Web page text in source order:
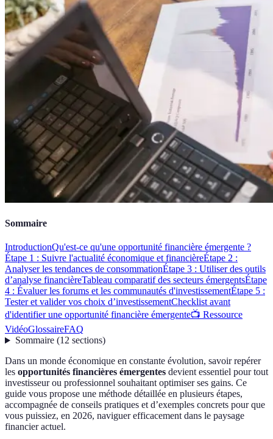
Sommaire
IntroductionQu'est-ce qu'une opportunité financière émergente ?
Étape 1 : Suivre l'actualité économique et financièreÉtape 2 :
Analyser les tendances de consommationÉtape 3 : Utiliser des outils
d’analyse financièreTableau comparatif des secteurs émergentsÉtape
4 : Évaluer les forums et les communautés d'investissementÉtape 5 :
Tester et valider vos choix d’investissementChecklist avant
d'identifier une opportunité financière émergente📺 Ressource
VidéoGlossaireFAQ
Sommaire(12 sections)
Dans un monde économique en constante évolution, savoir repérer
les opportunités financières émergentes devient essentiel pour tout
investisseur ou professionnel souhaitant optimiser ses gains. Ce
guide vous propose une méthode détaillée en plusieurs étapes,
accompagnée de conseils pratiques et d’exemples concrets pour que
vous puissiez, en 2026, naviguer efficacement dans le paysage
financier actuel.